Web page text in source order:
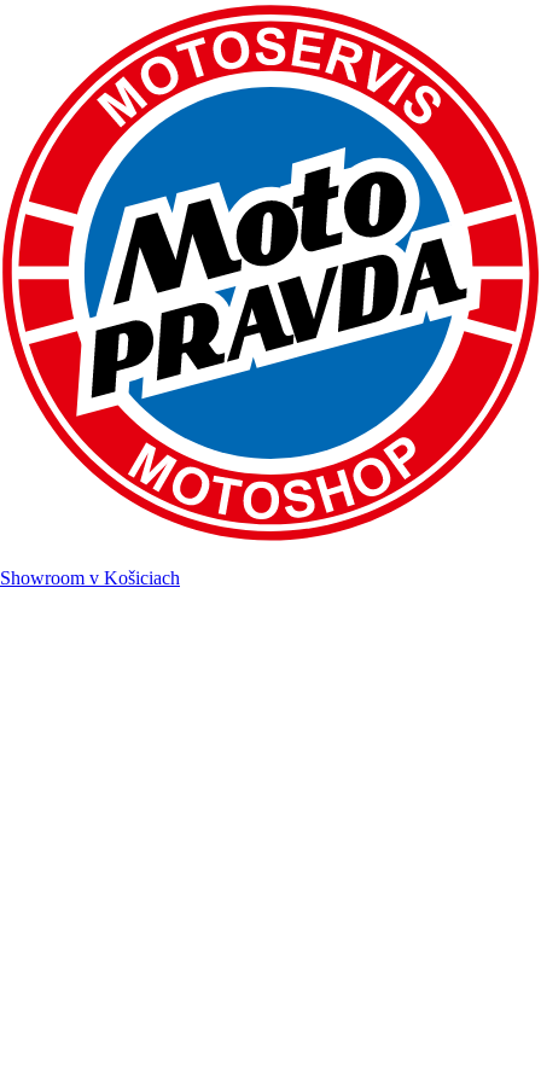
Showroom v Košiciach